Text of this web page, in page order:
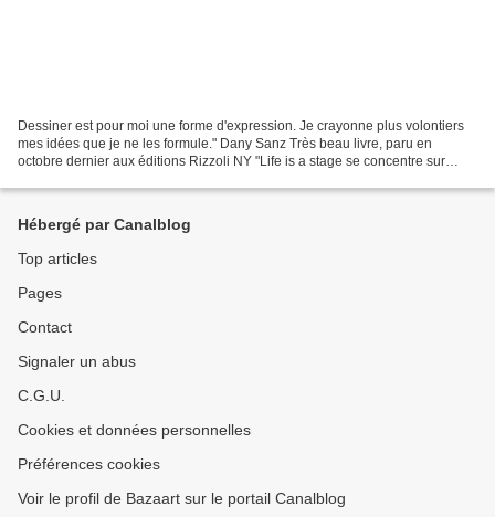
Dessiner est pour moi une forme d'expression. Je crayonne plus volontiers
mes idées que je ne les formule." Dany Sanz Très beau livre, paru en
octobre dernier aux éditions Rizzoli NY "Life is a stage se concentre sur
Hébergé par Canalblog
Top articles
Pages
Contact
Signaler un abus
C.G.U.
Cookies et données personnelles
Préférences cookies
Voir le profil de Bazaart sur le portail Canalblog